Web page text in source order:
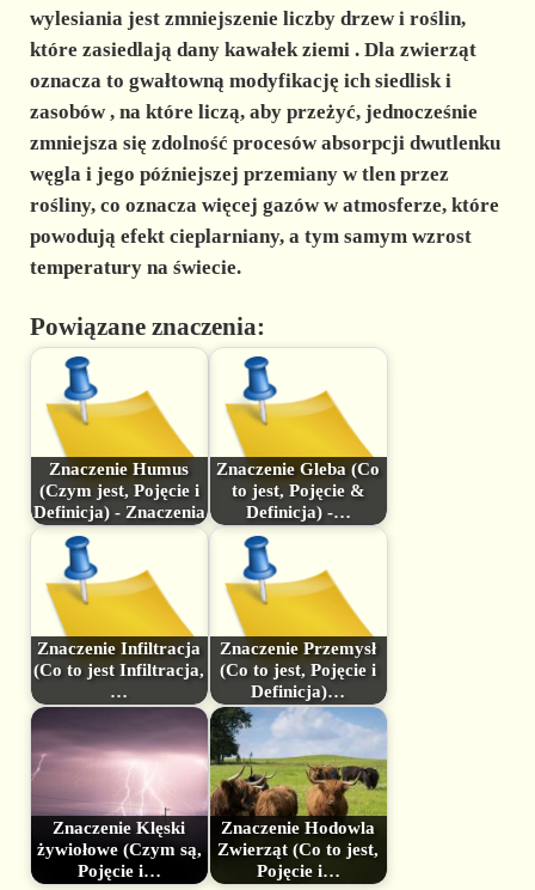
wylesiania jest zmniejszenie liczby drzew i roślin,
które zasiedlają dany kawałek ziemi . Dla zwierząt
oznacza to gwałtowną modyfikację ich siedlisk i
zasobów, na które liczą, aby przeżyć, jednocześnie
zmniejsza się zdolność procesów absorpcji dwutlenku
węglai jego późniejszej przemiany w tlen przez
rośliny, co oznacza więcej gazów w atmosferze, które
powodują efekt cieplarniany, a tym samym wzrost
temperatury na świecie.
Powiązane znaczenia:
Znaczenie Humus
(Czym jest, Pojęcie i
Definicja) - Znaczenia
Znaczenie Gleba (Co
to jest, Pojęcie &
Definicja) -…
Znaczenie Infiltracja
(Co to jest Infiltracja,
…
Znaczenie Przemysł
(Co to jest, Pojęcie i
Definicja)…
Znaczenie Klęski
żywiołowe (Czym są,
Pojęcie i…
Znaczenie Hodowla
Zwierząt (Co to jest,
Pojęcie i…